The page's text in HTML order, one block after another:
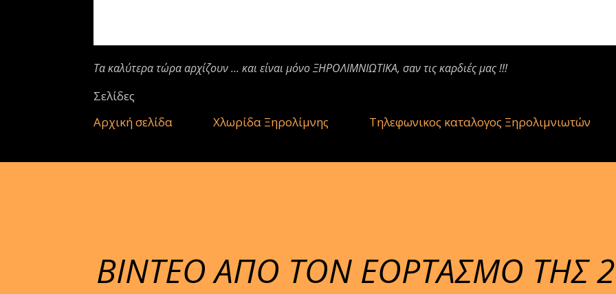
Τα καλύτερα τώρα αρχίζουν ... και είναι μόνο ΞΗΡΟΛΙΜΝΙΩΤΙΚΑ, σαν τις καρδιές μας !!!
Σελίδες
Αρχική σελίδα
Χλωρίδα Ξηρολίμνης Τηλεφωνικος καταλογος Ξηρολιμνιωτών
ΒΙΝΤΕΟ ΑΠΟ ΤΟΝ ΕΟΡΤΑΣΜΟ ΤΗΣ